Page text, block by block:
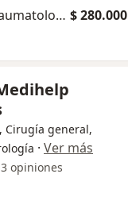
Consulta de Ortopedia y Traumatología $ 280.000
Cirugía general,
· Ver más
3 opiniones